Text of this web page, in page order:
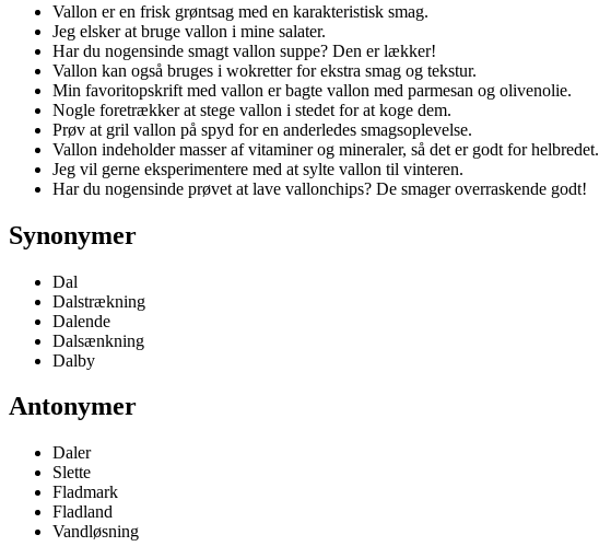
Vallon er en frisk grøntsag med en karakteristisk smag.
Jeg elsker at bruge vallon i mine salater.
Har du nogensinde smagt vallon suppe? Den er lækker!
Vallon kan også bruges i wokretter for ekstra smag og tekstur.
Min favoritopskrift med vallon er bagte vallon med parmesan og olivenolie.
Nogle foretrækker at stege vallon i stedet for at koge dem.
Prøv at gril vallon på spyd for en anderledes smagsoplevelse.
Vallon indeholder masser af vitaminer og mineraler, så det er godt for helbredet.
Jeg vil gerne eksperimentere med at sylte vallon til vinteren.
Har du nogensinde prøvet at lave vallonchips? De smager overraskende godt!
Synonymer
Dal
Dalstrækning
Dalende
Dalsænkning
Dalby
Antonymer
Daler
Slette
Fladmark
Fladland
Vandløsning